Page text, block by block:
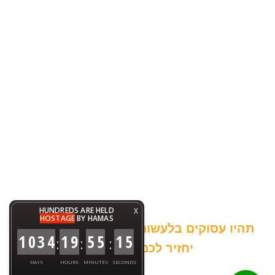
תהיו עסוקים בלעשות דברים טובים והעולם
יחזיר לכם כפליים :-)
X
HUNDREDS ARE HELD
HOSTAGEBY HAMAS
1034
DAYS
:19
HOURS
: 55
MINUTES
: 15
SECONDS